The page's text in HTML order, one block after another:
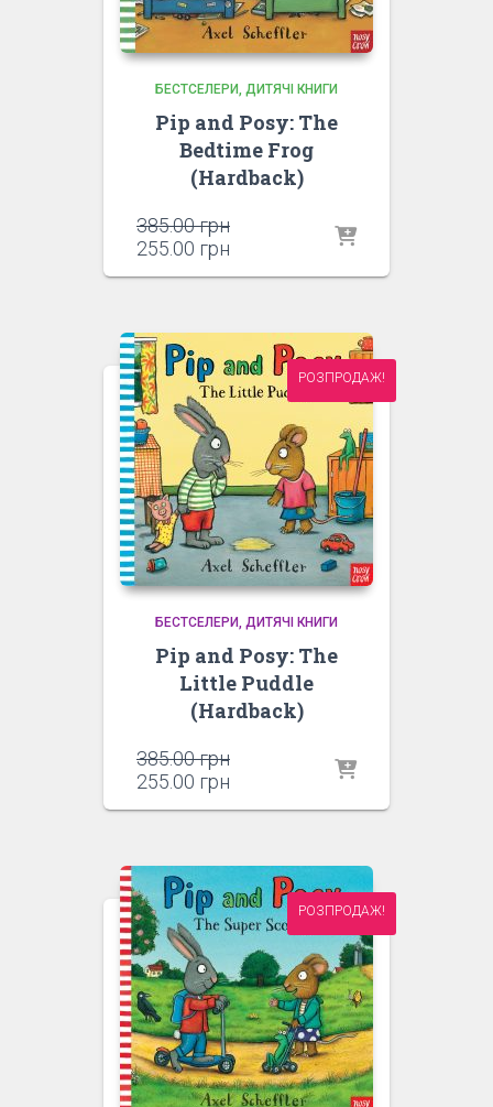
БЕСТСЕЛЕРИ ДИТЯЧІ КНИГИ
Pip and Posy: The
Bedtime Frog
(Hardback)
385.00грнОригінальна
255.00 грн
РОЗПРОДАЖ!
БЕСТСЕЛЕРИ ДИТЯЧІ КНИГИ
Pip and Posy: The
Little Puddle
(Hardback)
385.00грнОригінальна
255.00 грн
РОЗПРОДАЖ!